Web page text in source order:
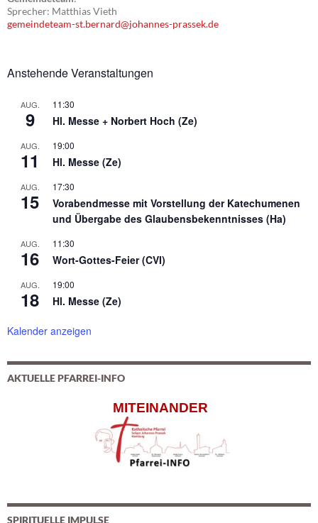
Sprecher: Matthias Vieth
gemeindeteam-st.bernard@johannes-prassek.de
Anstehende Veranstaltungen
AUG.
9
11:30
Hl. Messe + Norbert Hoch (Ze)
AUG.
11
19:00
Hl. Messe (Ze)
AUG.
15
17:30
Vorabendmesse mit Vorstellung der Katechumenen
und Übergabe des Glaubensbekenntnisses (Ha)
AUG.
16
11:30
Wort-Gottes-Feier (CVI)
AUG.
18
19:00
Hl. Messe (Ze)
Kalender anzeigen
AKTUELLE PFARREI-INFO
MITEINANDER
SPIRITUELLE IMPULSE